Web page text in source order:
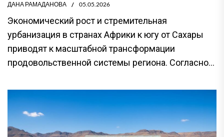
ДАНА РАМАДАНОВА 05.05.2026
Экономический рост и стремительная
урбанизация в странах Африки к югу от Сахары
приводят к масштабной трансформации
продовольственной системы региона. Согласно...